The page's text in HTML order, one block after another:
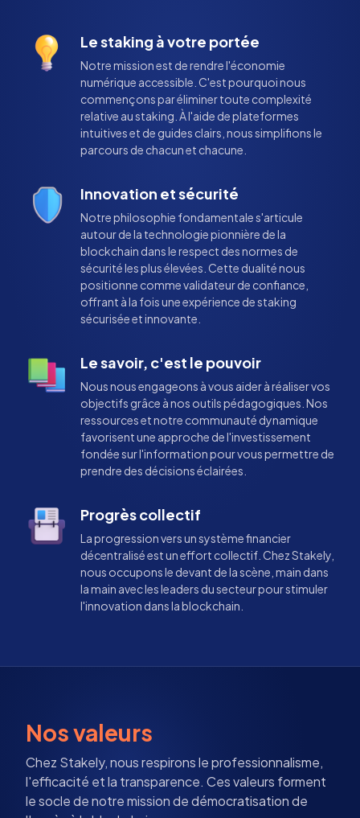
Le staking à votre portée
Notre mission est de rendre l'économie
numérique accessible. C'est pourquoi nous
commençons par éliminer toute complexité
relative au staking. À l'aide de plateformes
intuitives et de guides clairs, nous simplifions le
parcours de chacun et chacune.
Innovation et sécurité
Notre philosophie fondamentale s'articule
autour de la technologie pionnière de la
blockchain dans le respect des normes de
sécurité les plus élevées. Cette dualité nous
positionne comme validateur de confiance,
offrant à la fois une expérience de staking
sécurisée et innovante.
Le savoir, c'est le pouvoir
Nous nous engageons à vous aider à réaliser vos
objectifs grâce à nos outils pédagogiques. Nos
ressources et notre communauté dynamique
favorisent une approche de l'investissement
fondée sur l'information pour vous permettre de
prendre des décisions éclairées.
Progrès collectif
La progression vers un système financier
décentralisé est un effort collectif. Chez Stakely,
nous occupons le devant de la scène, main dans
la main avec les leaders du secteur pour stimuler
l'innovation dans la blockchain.
Nos valeurs
Chez Stakely, nous respirons le professionnalisme,
l'efficacité et la transparence. Ces valeurs forment
le socle de notre mission de démocratisation de